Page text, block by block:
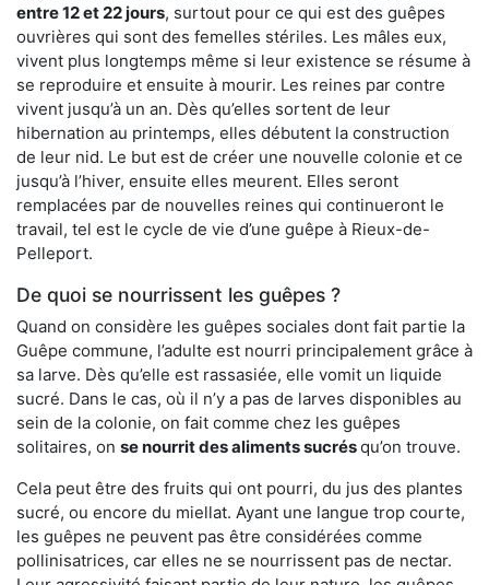
entre 12 et 22 jours, surtout pour ce qui est des guêpes
ouvrières qui sont des femelles stériles. Les mâles eux,
vivent plus longtemps même si leur existence se résume à
se reproduire et ensuite à mourir. Les reines par contre
vivent jusqu’à un an. Dès qu’elles sortent de leur
hibernation au printemps, elles débutent la construction
de leur nid. Le but est de créer une nouvelle colonie et ce
jusqu’à l’hiver, ensuite elles meurent. Elles seront
remplacées par de nouvelles reines qui continueront le
travail, tel est le cycle de vie d’une guêpe à Rieux-de-
Pelleport.
De quoi se nourrissent les guêpes ?
Quand on considère les guêpes sociales dont fait partie la
Guêpe commune, l’adulte est nourri principalement grâce à
sa larve. Dès qu’elle est rassasiée, elle vomit un liquide
sucré. Dans le cas, où il n’y a pas de larves disponibles au
sein de la colonie, on fait comme chez les guêpes
solitaires, on se nourrit des aliments sucrésqu’on trouve.
Cela peut être des fruits qui ont pourri, du jus des plantes
sucré, ou encore du miellat. Ayant une langue trop courte,
les guêpes ne peuvent pas être considérées comme
pollinisatrices, car elles ne se nourrissent pas de nectar.